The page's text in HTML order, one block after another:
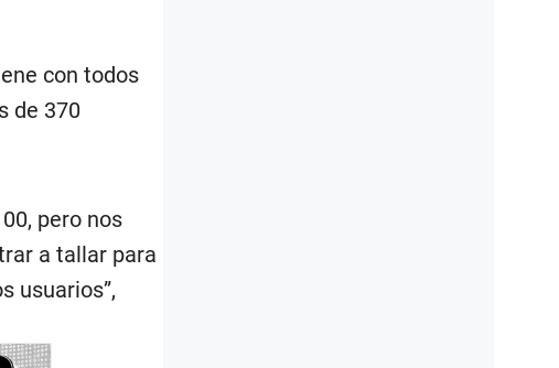
con todos
de 370
pero nos
a tallar para
usuarios”,